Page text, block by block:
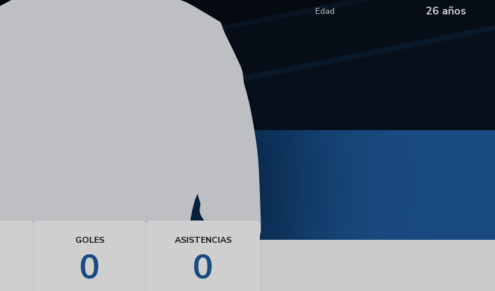
Edad 26 años
GOLES
0
ASISTENCIAS
0